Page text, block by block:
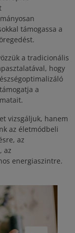
támogassa a
a tradicionális
hogy
a
vizsgáljuk, hanem
az életmódbeli
az
az
energiaszintre.